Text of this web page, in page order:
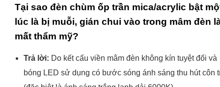
Tại sao đèn chùm ốp trần mica/acrylic bật
lúc là bị muỗi, gián chui vào trong mâm đèn
mất thẩm mỹ?
Trả lời: Do kết cấu viền mâm đèn không kín tuyệt đối và
bóng LED sử dụng có bước sóng ánh sáng thu hút côn